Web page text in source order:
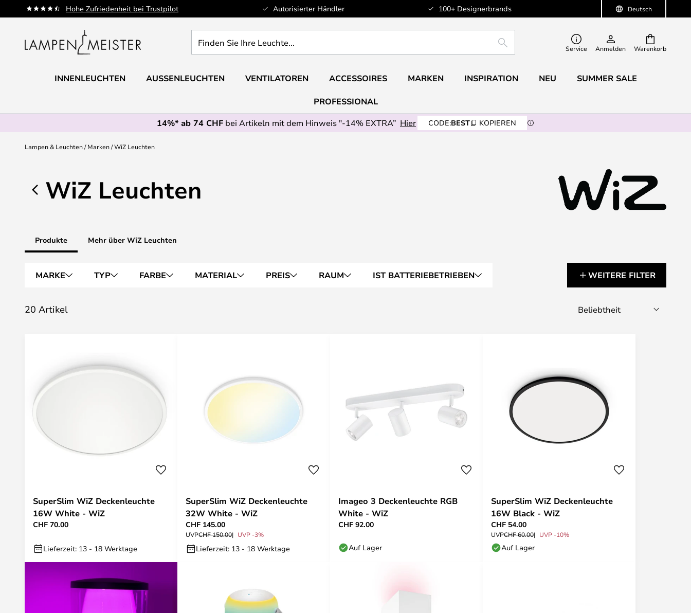
Deutsch
Hohe Zufriedenheit bei Trustpilot Autorisierter Händler 100+ Designerbrands
Zum
Inhalt
Warenkorb
Sie
Leuchte...
SUCHE Service Anmelden
INNENLEUCHTEN AUSSENLEUCHTEN VENTILATOREN ACCESSOIRES MARKEN INSPIRATION NEU SUMMER SALE
PROFESSIONAL
14%* ab 74 CHF bei Artikeln mit dem Hinweis "-14% EXTRA” Hier CODE:BEST KOPIEREN
Lampen & Leuchten Marken WiZ Leuchten
WiZ Leuchten
Produkte Mehr über WiZ Leuchten
MARKE TYP FARBE MATERIAL PREIS RAUM IST BATTERIEBETRIEBEN WEITERE FILTER
20 Artikel
SuperSlim WiZ Deckenleuchte
16W White - WiZ
CHF 70.00
Lieferzeit: 13 - 18 Werktage
SuperSlim WiZ Deckenleuchte
32W White - WiZ
CHF 145.00
UVPCHF 150.00 UVP -3%
Lieferzeit: 13 - 18 Werktage
Imageo 3 Deckenleuchte RGB
White - WiZ
CHF 92.00
Auf Lager
SuperSlim WiZ Deckenleuchte
16W Black - WiZ
CHF 54.00
UVPCHF 60.00 UVP -10%
Auf Lager